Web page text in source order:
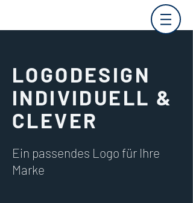
LOGODESIGN
INDIVIDUELL &
CLEVER
Ein passendes Logo für Ihre
Marke